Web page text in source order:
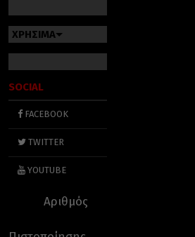
ΧΡΗΣΙΜΑ
SOCIAL
FACEBOOK
TWITTER
YOUTUBE
Αριθμός